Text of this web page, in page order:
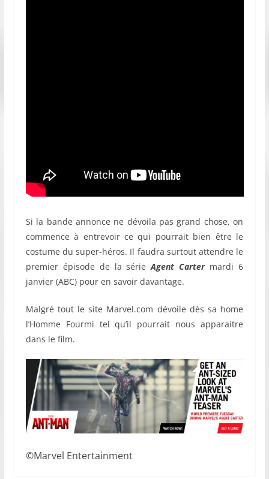
Si la bande annonce ne dévoila pas grand chose, on
commence à entrevoir ce qui pourrait bien être le
costume du super-héros. Il faudra surtout attendre le
premier épisode de la sérieAgent Cartermardi 6
janvier (ABC) pour en savoir davantage.
Malgré tout le site Marvel.com dévoile dès sa home
l’Homme Fourmi tel qu’il pourrait nous apparaitre
dans le film.
©Marvel Entertainment